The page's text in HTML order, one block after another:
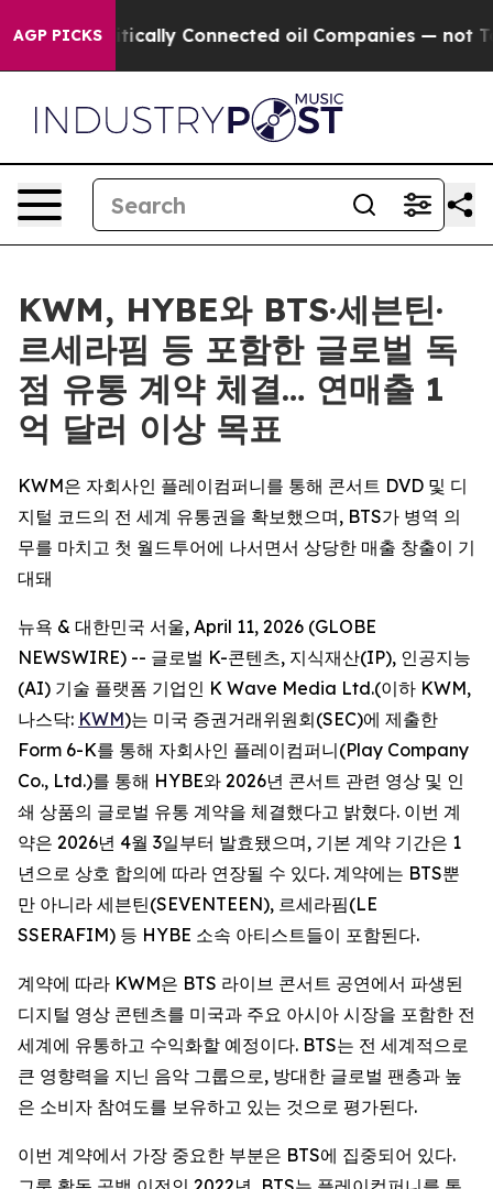
AGP PICKS
Politically Connected oil Companies — not
KWM, HYBE와 BTS·세븐틴·
르세라핌 등 포함한 글로벌 독
점 유통 계약 체결… 연매출 1
억 달러 이상 목표
KWM은 자회사인 플레이컴퍼니를 통해 콘서트 DVD 및 디
지털 코드의 전 세계 유통권을 확보했으며, BTS가 병역 의
무를 마치고 첫 월드투어에 나서면서 상당한 매출 창출이 기
대돼
뉴욕 & 대한민국 서울, April 11, 2026 (GLOBE
NEWSWIRE) -- 글로벌 K-콘텐츠, 지식재산(IP), 인공지능
(AI) 기술 플랫폼 기업인 K Wave Media Ltd.(이하 KWM,
나스닥: KWM)는 미국 증권거래위원회(SEC)에 제출한
Form 6-K를 통해 자회사인 플레이컴퍼니(Play Company
Co., Ltd.)를 통해 HYBE와 2026년 콘서트 관련 영상 및 인
쇄 상품의 글로벌 유통 계약을 체결했다고 밝혔다. 이번 계
약은 2026년 4월 3일부터 발효됐으며, 기본 계약 기간은 1
년으로 상호 합의에 따라 연장될 수 있다. 계약에는 BTS뿐
만 아니라 세븐틴(SEVENTEEN), 르세라핌(LE
SSERAFIM) 등 HYBE 소속 아티스트들이 포함된다.
계약에 따라 KWM은 BTS 라이브 콘서트 공연에서 파생된
디지털 영상 콘텐츠를 미국과 주요 아시아 시장을 포함한 전
세계에 유통하고 수익화할 예정이다. BTS는 전 세계적으로
큰 영향력을 지닌 음악 그룹으로, 방대한 글로벌 팬층과 높
은 소비자 참여도를 보유하고 있는 것으로 평가된다.
이번 계약에서 가장 중요한 부분은 BTS에 집중되어 있다.